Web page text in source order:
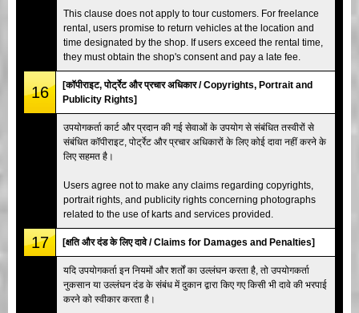
This clause does not apply to tour customers. For freelance
rental, users promise to return vehicles at the location and
time designated by the shop. If users exceed the rental time,
they must obtain the shop's consent and pay a late fee.
16
[कॉपीराइट, पोर्ट्रेट और प्रचार अधिकार / Copyrights, Portrait and
Publicity Rights]
उपयोगकर्ता कार्ट और प्रदान की गई सेवाओं के उपयोग से संबंधित तस्वीरों से
संबंधित कॉपीराइट, पोर्ट्रेट और प्रचार अधिकारों के लिए कोई दावा नहीं करने के
लिए सहमत है।
Users agree not to make any claims regarding copyrights,
portrait rights, and publicity rights concerning photographs
related to the use of karts and services provided.
17 [क्षति और दंड के लिए दावे / Claims for Damages and Penalties]
यदि उपयोगकर्ता इन नियमों और शर्तों का उल्लंघन करता है, तो उपयोगकर्ता
नुकसान या उल्लंघन दंड के संबंध में दुकान द्वारा किए गए किसी भी दावे की भरपाई
करने को स्वीकार करता है।